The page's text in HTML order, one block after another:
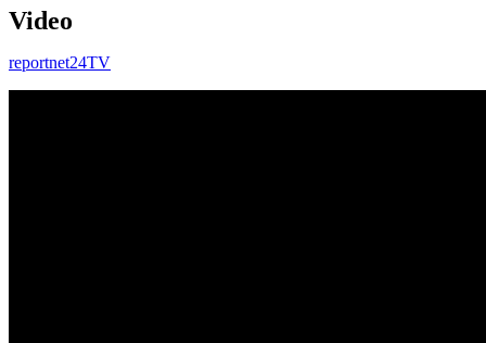
Video
reportnet24TV